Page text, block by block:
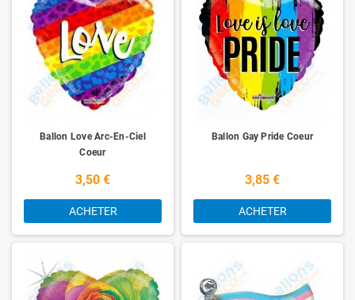
Ballon Love Arc-En-Ciel
Coeur
3,50 €
ACHETER
Ballon Gay Pride Coeur
3,85 €
ACHETER